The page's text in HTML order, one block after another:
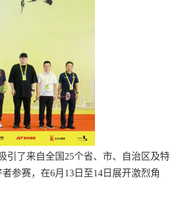
了来自全国25个省、市、自治区及特
参赛，在6月13日至14日展开激烈角